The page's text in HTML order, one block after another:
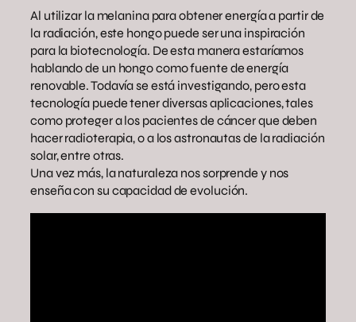
Al utilizar la melanina para obtener energía a partir de
la radiación, este hongo puede ser una inspiración
para la biotecnología. De esta manera estaríamos
hablando de un hongo como fuente de energía
renovable. Todavía se está investigando, pero esta
tecnología puede tener diversas aplicaciones, tales
como proteger a los pacientes de cáncer que deben
hacer radioterapia, o a los astronautas de la radiación
solar, entre otras.
Una vez más, la naturaleza nos sorprende y nos
enseña con su capacidad de evolución.